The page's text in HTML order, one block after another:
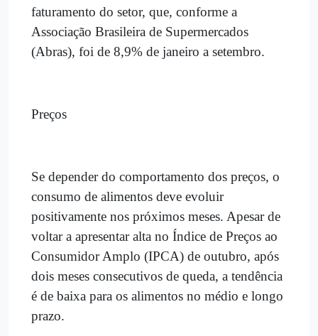
faturamento do setor, que, conforme a
Associação Brasileira de Supermercados
(Abras), foi de 8,9% de janeiro a setembro.
Preços
Se depender do comportamento dos preços, o
consumo de alimentos deve evoluir
positivamente nos próximos meses. Apesar de
voltar a apresentar alta no Índice de Preços ao
Consumidor Amplo (IPCA) de outubro, após
dois meses consecutivos de queda, a tendência
é de baixa para os alimentos no médio e longo
prazo.